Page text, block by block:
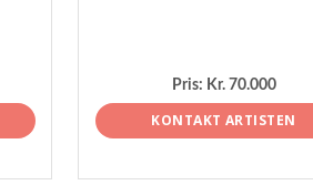
Pris: Kr. 70.000
KONTAKT ARTISTEN